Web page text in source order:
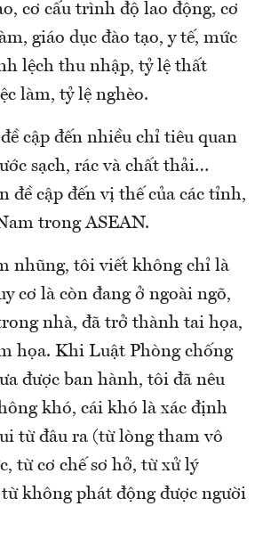
cơ cấu trình độ lao động, cơ
giáo dục đào tạo, y tế, mức
lệch thu nhập, tỷ lệ thất
làm, tỷ lệ nghèo.
cập đến nhiều chỉ tiêu quan
sạch, rác và chất thải…
đề cập đến vị thế của các tỉnh,
trong ASEAN.
nhũng, tôi viết không chỉ là
cơ là còn đang ở ngoài ngõ,
nhà, đã trở thành tai họa,
họa. Khi Luật Phòng chống
được ban hành, tôi đã nêu
khó, cái khó là xác định
từ đâu ra (từ lòng tham vô
từ cơ chế sơ hở, từ xử lý
không phát động được người